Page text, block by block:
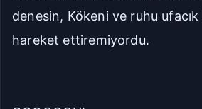
denesin, Kökeni ve ruhu
hareket ettiremiyordu.